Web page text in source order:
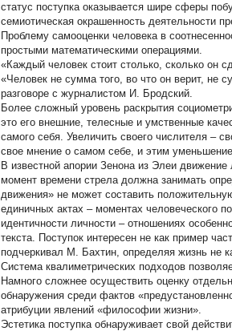
статус поступка оказывается шире сферы
семиотическая окрашенность деятельности
Проблему самооценки человека в
простыми математическими операциями.
«Каждый человек стоит столько, сколько он
«Человек не сумма того, во что он верит, не
разговоре с журналистом И. Бродский.
Более сложный уровень раскрытия
это его внешние, телесные и умственные
самого себя. Увеличить своего числителя –
свое мнение о самом себе, и этим
В известной апории Зенона из Элеи
момент времени стрела должна занимать
движения» не может составить
единичных актах – моментах человеческого
идентичности личности – отношениях
текста. Поступок интересен не как пример
подчеркивал М. Бахтин, определяя жизнь не
Система квалиметрических подходов
Намного сложнее осуществить оценку
обнаружения среди фактов
атрибуции явлений «философии жизни».
Эстетика поступка обнаруживает свой